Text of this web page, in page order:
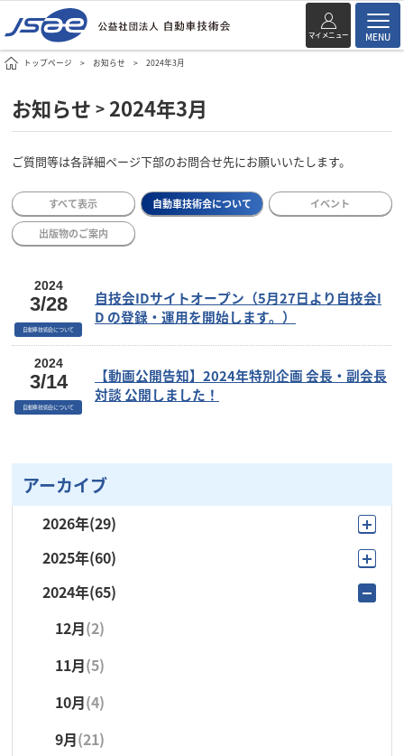
マイメニュー MENU
トップページ お知らせ 2024年3月
お知らせ > 2024年3月
ご質問等は各詳細ページ下部のお問合せ先にお願いいたします。
すべて表示 自動車技術会について イベント
出版物のご案内
自技会IDサイトオープン（5月27日より自技会I
D の登録・運用を開始します。）
2024
3/28
自動車技術会について
【動画公開告知】2024年特別企画 会長・副会長
対談 公開しました！
2024
3/14
自動車技術会について
アーカイブ
2026年(29)
8月(4)
7月(6)
6月(1)
5月(4)
4月(5)
3月(4)
2025年(60)
12月(4)
11月(3)
10月(9)
9月(15)
8月(3)
2024年(65)
12月(2)
11月(5)
10月(4)
9月(21)